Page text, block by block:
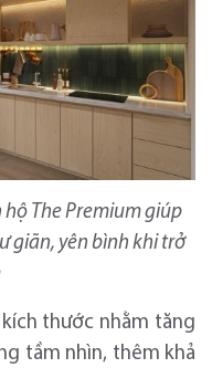
The Premium giúp
giãn, yên bình khi trở
thước nhằm tăng
tầm nhìn, thêm khả